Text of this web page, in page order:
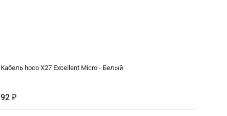
Кабель hoco X27 Excellent Micro - Белый
92 ₽